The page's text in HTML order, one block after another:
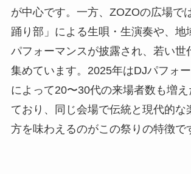
が中心です。一方、ZOZOの広場で
踊り部」による生唄・生演奏や、地
パフォーマンスが披露され、若い世
集めています。2025年はDJパフォ
によって20〜30代の来場者数も増
ており、同じ会場で伝統と現代的な
方を味わえるのがこの祭りの特徴で